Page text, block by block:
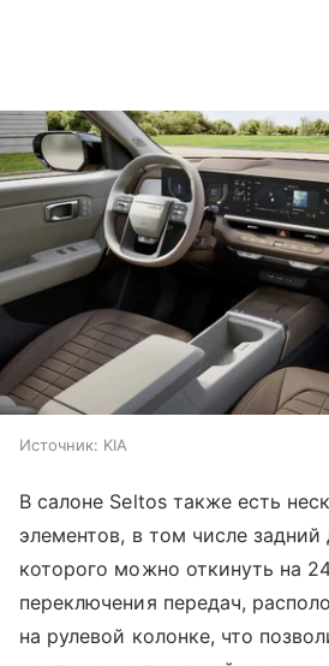
Источник: KIA
В салоне Seltos также есть
элементов, в том числе задний
которого можно откинуть на
переключения передач,
на рулевой колонке, что